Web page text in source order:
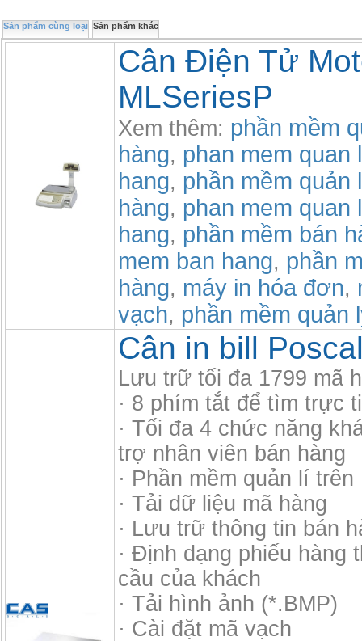
Sản phẩm cùng loại Sản phẩm khác
Cân Điện Tử
MLSeriesP
Xem thêm: phần mềm
hàng, phan mem quan
hang, phần mềm quản
hàng, phan mem quan
hang, phần mềm bán
mem ban hang, phần
hàng, máy in hóa đơn,
vạch, phần mềm quản
Cân in bill
Lưu trữ tối đa 1799 mã
· 8 phím tắt để tìm trực
· Tối đa 4 chức năng
trợ nhân viên bán hàng
· Phần mềm quản lí trên
· Tải dữ liệu mã hàng
· Lưu trữ thông tin bán
· Định dạng phiếu hàng
cầu của khách
· Tải hình ảnh (*.BMP)
· Cài đặt mã vạch